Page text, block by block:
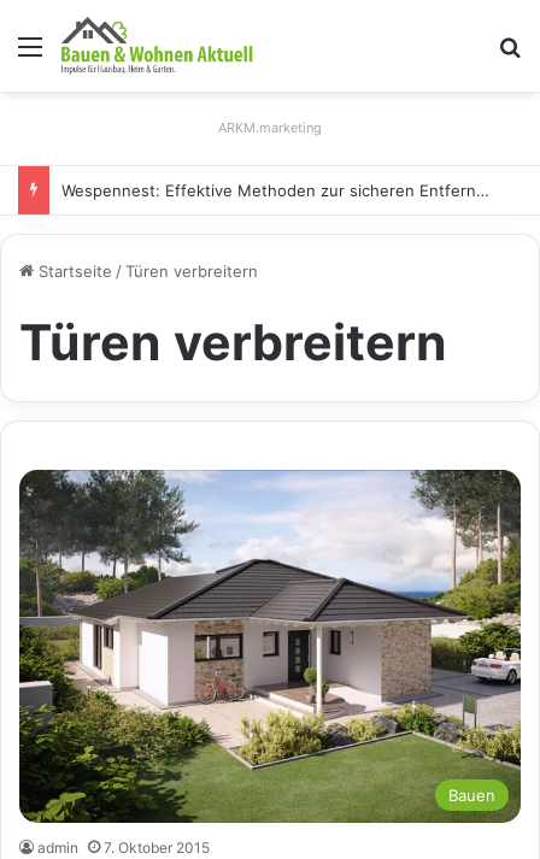
Menü
ARKM.marketing
Wespennest: Effektive Methoden zur sicheren Entfernung
Startseite /Türen verbreitern
Türen verbreitern
Bauen
admin 7. Oktober 2015